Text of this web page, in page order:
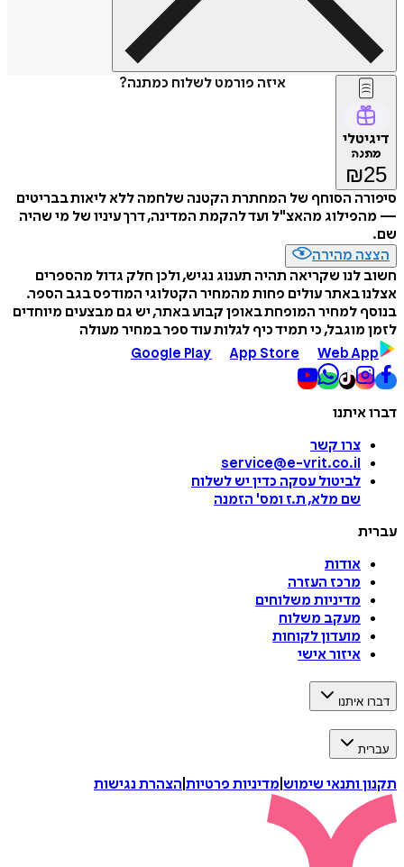
איזה פורמט לשלוח כמתנה?
דיגיטלי
מתנה
₪25
סיפורה הסוחף של המחתרת הקטנה שלחמה ללא ליאות בבריטים
— מהפילוג מהאצ"ל ועד להקמת המדינה, דרך עיניו של מי שהיה
שם.
הצצה מהירה
חשוב לנו שקריאה תהיה תענוג נגיש, ולכן חלק גדול מהספרים
אצלנו באתר עולים פחות מהמחיר הקטלוגי המודפס בגב הספר.
בנוסף למחיר המופחת באופן קבוע באתר, יש גם מבצעים מיוחדים
לזמן מוגבל, כי תמיד כיף לגלות עוד ספר במחיר מעולה
Google Play
App Store Web App
דברו איתנו
צרו קשר
service@e-vrit.co.il
לביטול עסקה כדין יש לשלוח
שם מלא, ת.ז ומס' הזמנה
עברית
אודות
מרכז העזרה
מדיניות משלוחים
מעקב משלוח
מועדון לקוחות
איזור אישי
דברו איתנו
עברית
תקנון ותנאי שימוש מדיניות פרטיות הצהרת נגישות